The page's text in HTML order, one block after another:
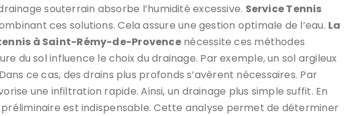
souterrain absorbe l’humidité excessive. Service Tennis
ces solutions. Cela assure une gestion optimale de l’eau. La
à Saint-Rémy-de-Provencenécessite ces méthodes
du sol influence le choix du drainage. Par exemple, un sol argileux
ce cas, des drains plus profonds s’avèrent nécessaires. Par
une infiltration rapide. Ainsi, un drainage plus simple suffit. En
est indispensable. Cette analyse permet de déterminer